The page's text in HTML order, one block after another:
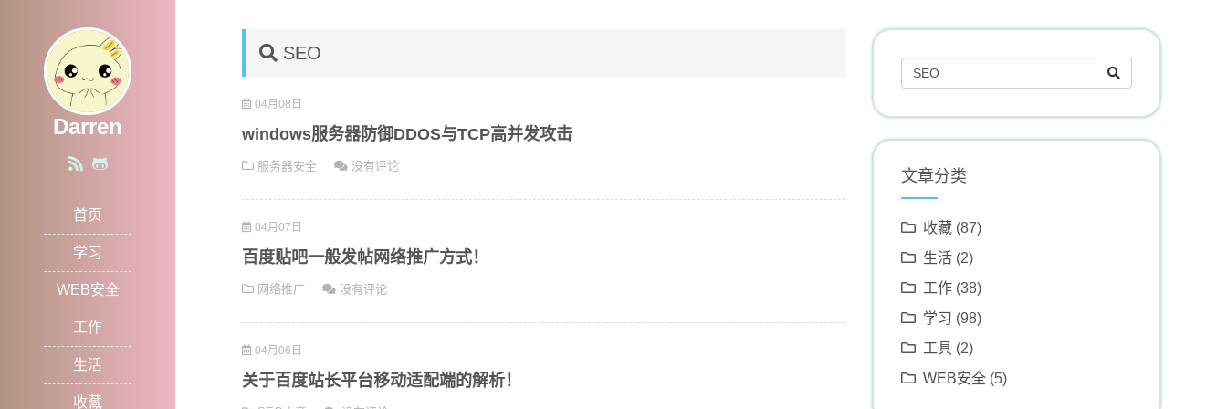
Darren
首页
学习
WEB安全
工作
生活
收藏
SEO
04月08日
windows服务器防御DDOS与TCP高并发攻击
服务器安全 没有评论
04月07日
百度贴吧一般发帖网络推广方式！
网络推广 没有评论
04月06日
关于百度站长平台移动适配端的解析！
文章分类
收藏(87)
生活(2)
工作(38)
学习 (98)
工具(2)
WEB安全(5)